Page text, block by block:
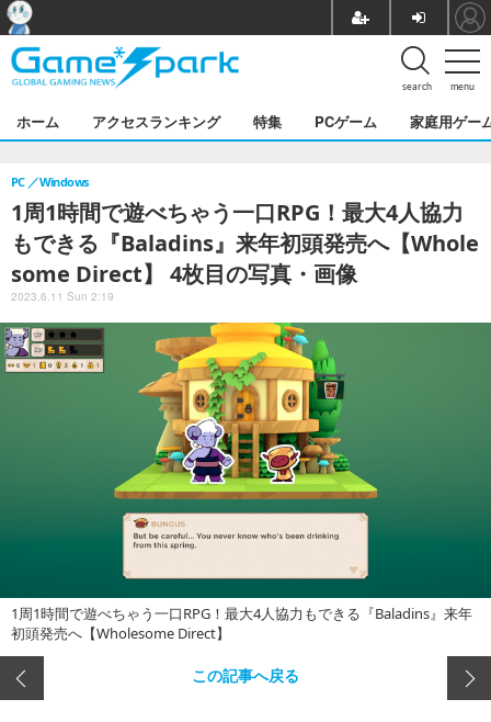
menu
search
ホーム アクセスランキング 特集 PCゲーム 家庭用ゲー
1周1時間で遊べちゃう一口RPG！最大4人協力
もできる『Baladins』来年初頭発売へ【Whole
some Direct】 4枚目の写真・画像
PC Windows
2023.6.11 Sun 2:19
1周1時間で遊べちゃう一口RPG！最大4人協力もできる『Baladins』来年
初頭発売へ【Wholesome Direct】
この記事へ戻る